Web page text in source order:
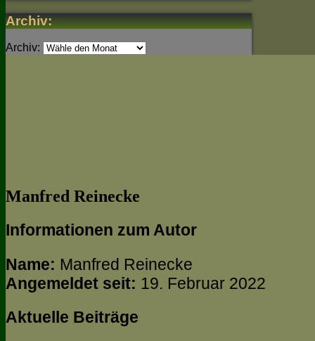
Archiv:
Archiv:
Manfred Reinecke
Informationen zum Autor
Name: Manfred Reinecke
Angemeldet seit: 19. Februar 2022
Aktuelle Beiträge